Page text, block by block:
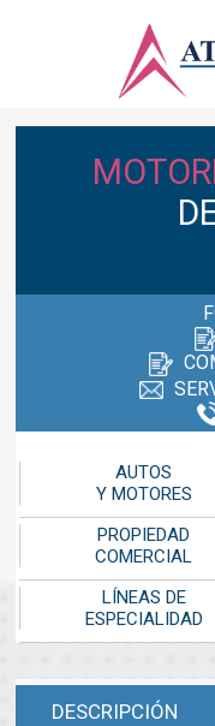
AUTOS
Y MOTORES
PROPIEDAD
COMERCIAL
LÍNEAS DE
ESPECIALIDAD
DESCRIPCIÓN